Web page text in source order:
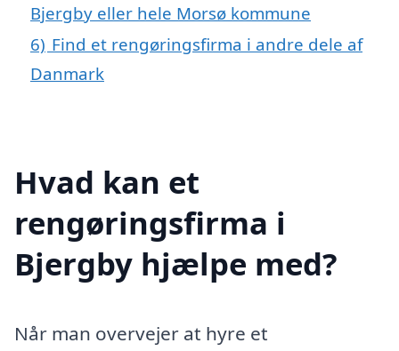
Bjergby eller hele Morsø kommune
6) Find et rengøringsfirma i andre dele af
Danmark
Hvad kan et
rengøringsfirma i
Bjergby hjælpe med?
Når man overvejer at hyre et